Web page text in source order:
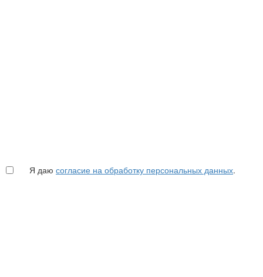
Я даю согласие на обработку персональных данных.